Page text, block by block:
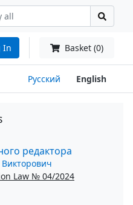
In Basket (0)
Русский English
редактора
Law № 04/2024